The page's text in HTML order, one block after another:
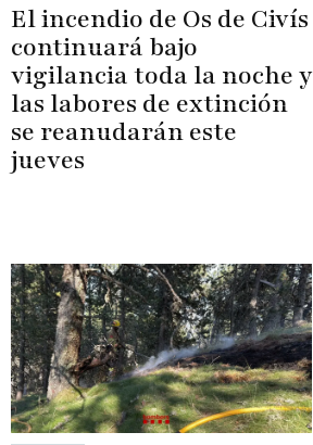
El incendio de Os de Civís
continuará bajo
vigilancia toda la noche y
las labores de extinción
se reanudarán este
jueves